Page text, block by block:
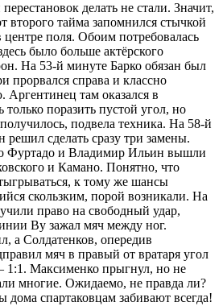
делать не стали. Значит,
второго тайма запомнился стычкой
поля. Обоим потребовалась
было больше актёрского
На 53-й минуте Барко обязан был
прорвался справа и классно
там оказался в
только поразить пустой угол, но
подвела техника. На 58-й
сделать сразу три замены.
Фуртадо и Владимир Ильин вышли
и Камано. Понятно, что
к тому же шансы
скользким, порой возникали. На
право на свободный удар,
Ву зажал мяч между ног.
а Солдатенков, опередив
мяч в правый от вратаря угол
1:1. Максименко прыгнул, но не
многие. Ожидаемо, не правда ли?
спартаковцам забивают всегда!